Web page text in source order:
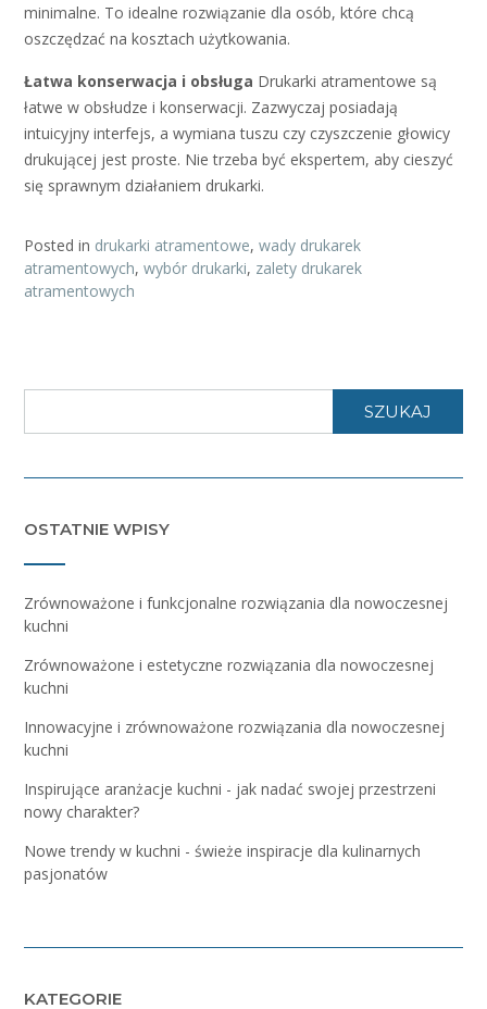
minimalne. To idealne rozwiązanie dla osób, które chcą
oszczędzać na kosztach użytkowania.
Łatwa konserwacja i obsługa Drukarki atramentowe są
łatwe w obsłudze i konserwacji. Zazwyczaj posiadają
intuicyjny interfejs, a wymiana tuszu czy czyszczenie głowicy
drukującej jest proste. Nie trzeba być ekspertem, aby cieszyć
się sprawnym działaniem drukarki.
Posted in drukarki atramentowe, wady drukarek
atramentowych, wybór drukarki, zalety drukarek
atramentowych
SZUKAJ
OSTATNIE WPISY
Zrównoważone i funkcjonalne rozwiązania dla nowoczesnej
kuchni
Zrównoważone i estetyczne rozwiązania dla nowoczesnej
kuchni
Innowacyjne i zrównoważone rozwiązania dla nowoczesnej
kuchni
Inspirujące aranżacje kuchni - jak nadać swojej przestrzeni
nowy charakter?
Nowe trendy w kuchni - świeże inspiracje dla kulinarnych
pasjonatów
KATEGORIE